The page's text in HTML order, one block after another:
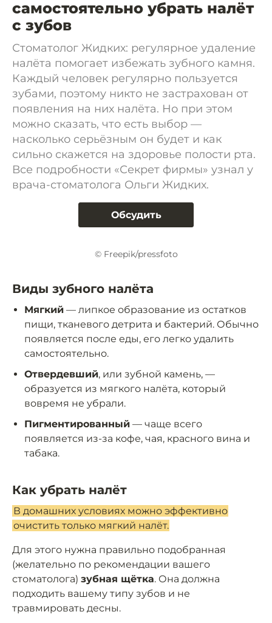
самостоятельно убрать налёт
с зубов
Стоматолог Жидких: регулярное удаление
налёта помогает избежать зубного камня.
Каждый человек регулярно пользуется
зубами, поэтому никто не застрахован от
появления на них налёта. Но при этом
можно сказать, что есть выбор —
насколько серьёзным он будет и как
сильно скажется на здоровье полости рта.
Все подробности «Секрет фирмы» узнал у
врача-стоматолога Ольги Жидких.
Обсудить
© Freepik/pressfoto
Виды зубного налёта
Мягкий — липкое образование из остатков
пищи, тканевого детрита и бактерий. Обычно
появляется после еды, его легко удалить
самостоятельно.
Отвердевший, или зубной камень, —
образуется из мягкого налёта, который
вовремя не убрали.
Пигментированный — чаще всего
появляется из-за кофе, чая, красного вина и
табака.
Как убрать налёт
В домашних условиях можно эффективно
очистить только мягкий налёт.
Для этого нужна правильно подобранная
(желательно по рекомендации вашего
стоматолога) зубная щётка. Она должна
подходить вашему типу зубов и не
травмировать десны.